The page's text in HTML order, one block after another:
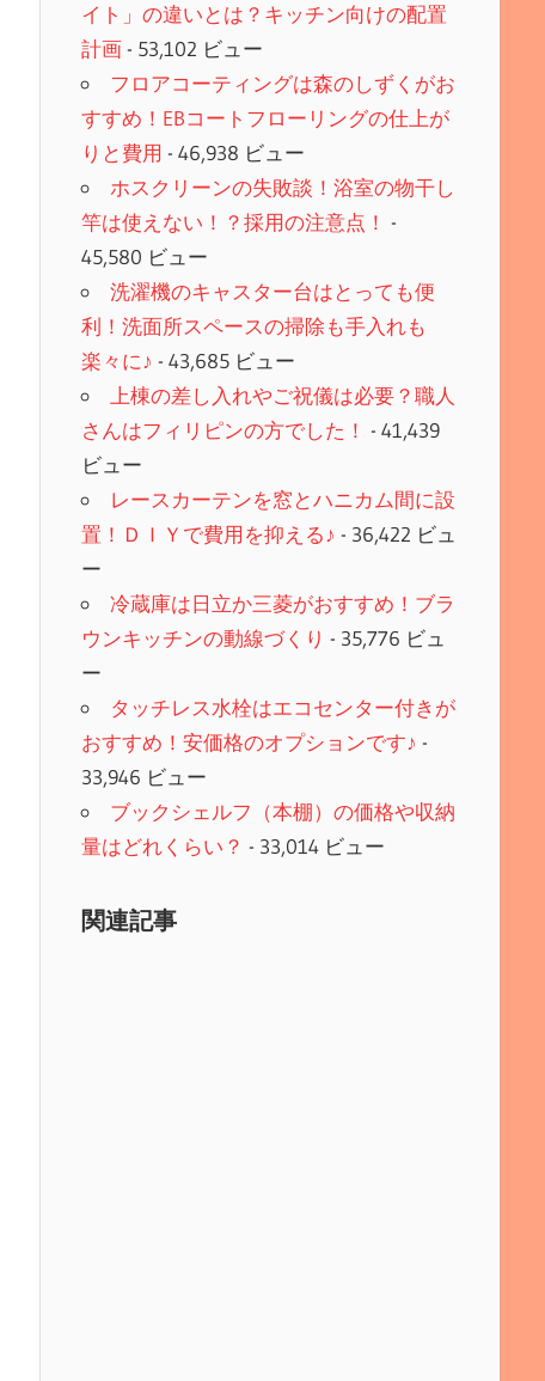
イト」の違いとは？キッチン向けの配置
計画- 53,102 ビュー
フロアコーティングは森のしずくがお
すすめ！EBコートフローリングの仕上が
りと費用 - 46,938 ビュー
ホスクリーンの失敗談！浴室の物干し
竿は使えない！？採用の注意点！ -
45,580 ビュー
洗濯機のキャスター台はとっても便
利！洗面所スペースの掃除も手入れも
楽々に♪ - 43,685 ビュー
上棟の差し入れやご祝儀は必要？職人
さんはフィリピンの方でした！ - 41,439
ビュー
レースカーテンを窓とハニカム間に設
置！ＤＩＹで費用を抑える♪ - 36,422 ビュ
ー
冷蔵庫は日立か三菱がおすすめ！ブラ
ウンキッチンの動線づくり - 35,776 ビュ
ー
タッチレス水栓はエコセンター付きが
おすすめ！安価格のオプションです♪ -
33,946 ビュー
ブックシェルフ（本棚）の価格や収納
量はどれくらい？ - 33,014 ビュー
関連記事